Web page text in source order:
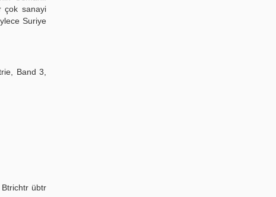
çok sanayi
Suriye
Band 3,
übtr